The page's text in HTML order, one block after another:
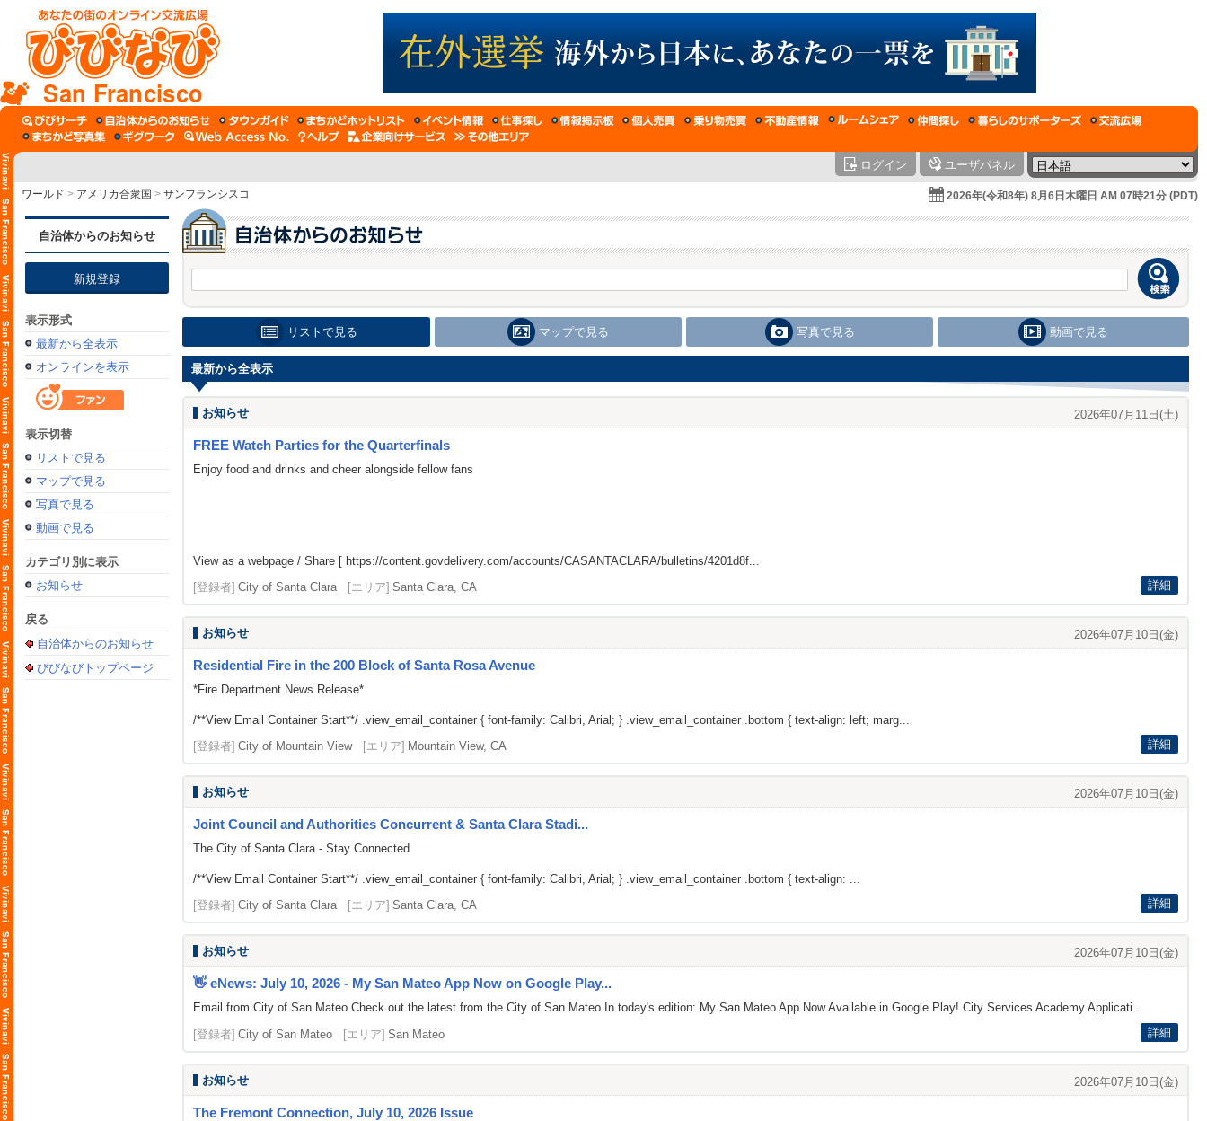
San Francisco
ログイン ユーザパネル
ワールド > アメリカ合衆国 > サンフランシスコ 2026年(令和8年) 8月6日木曜日 AM 07時21分 (PDT)
自治体からのお知らせ
新規登録
表示形式
最新から全表示
オンラインを表示
表示切替
リストで見る
マップで見る
写真で見る
動画で見る
カテゴリ別に表示
お知らせ
戻る
自治体からのお知らせ
びびなびトップページ
リストで見る マップで見る 写真で見る 動画で見る
最新から全表示
お知らせ 2026年07月11日(土)
FREE Watch Parties for the Quarterfinals
Enjoy food and drinks and cheer alongside fellow fans
View as a webpage / Share [ https://content.govdelivery.com/accounts/CASANTACLARA/bulletins/4201d8f...
[登録者] City of Santa Clara [エリア] Santa Clara, CA 詳細
お知らせ 2026年07月10日(金)
Residential Fire in the 200 Block of Santa Rosa Avenue
*Fire Department News Release*
/**View Email Container Start**/ .view_email_container { font-family: Calibri, Arial; } .view_email_container .bottom { text-align: left; marg...
[登録者] City of Mountain View [エリア] Mountain View, CA 詳細
お知らせ 2026年07月10日(金)
Joint Council and Authorities Concurrent & Santa Clara Stadi...
The City of Santa Clara - Stay Connected
/**View Email Container Start**/ .view_email_container { font-family: Calibri, Arial; } .view_email_container .bottom { text-align: ...
[登録者] City of Santa Clara [エリア] Santa Clara, CA 詳細
お知らせ 2026年07月10日(金)
👋 eNews: July 10, 2026 - My San Mateo App Now on Google Play...
Email from City of San Mateo Check out the latest from the City of San Mateo In today's edition: My San Mateo App Now Available in Google Play! City Services Academy Applicati...
[登録者] City of San Mateo [エリア] San Mateo 詳細
お知らせ 2026年07月10日(金)
The Fremont Connection, July 10, 2026 Issue